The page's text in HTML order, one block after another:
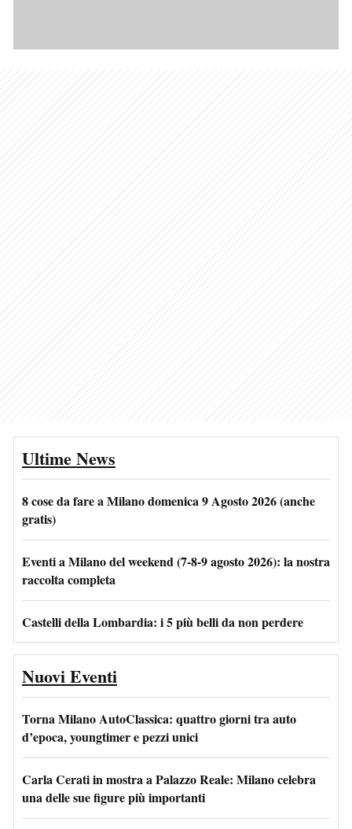
Ultime News
8 cose da fare a Milano domenica 9 Agosto 2026 (anche
gratis)
Eventi a Milano del weekend (7-8-9 agosto 2026): la nostra
raccolta completa
Castelli della Lombardia: i 5 più belli da non perdere
Nuovi Eventi
Torna Milano AutoClassica: quattro giorni tra auto
d’epoca, youngtimer e pezzi unici
Carla Cerati in mostra a Palazzo Reale: Milano celebra
una delle sue figure più importanti